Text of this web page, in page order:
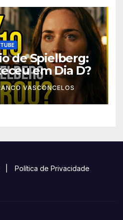
de Spielberg:
em Dia D?
VASCONCELOS
Política de Privacidade